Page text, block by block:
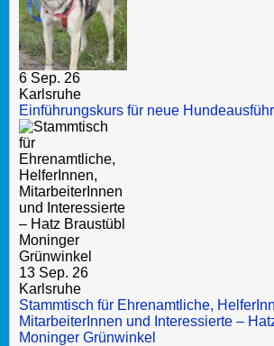
6 Sep. 26
Karlsruhe
Einführungskurs für neue
13 Sep. 26
Karlsruhe
Stammtisch für Ehrenamtliche,
MitarbeiterInnen und Interessierte –
Moninger Grünwinkel